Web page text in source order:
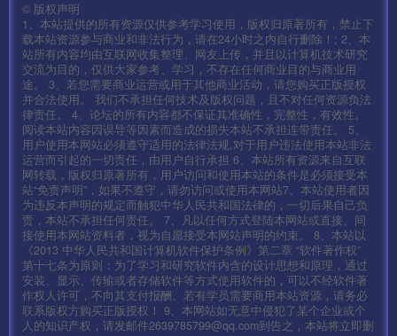
© 版权声明
1、本站提供的所有资源仅供参考学习使用，版权归原著所有，禁止下
载本站资源参与商业和非法行为，请在24小时之内自行删除！; 2、本
站所有内容均由互联网收集整理、网友上传，并且以计算机技术研究
交流为目的，仅供大家参考、学习，不存在任何商业目的与商业用
途。 3、若您需要商业运营或用于其他商业活动，请您购买正版授权
并合法使用。 我们不承担任何技术及版权问题，且不对任何资源负法
律责任。 4、论坛的所有内容都不保证其准确性，完整性，有效性。
阅读本站内容因误导等因素而造成的损失本站不承担连带责任。 5、
用户使用本网站必须遵守适用的法律法规,对于用户违法使用本站非法
运营而引起的一切责任，由用户自行承担 6、本站所有资源来自互联
网转载，版权归原著所有，用户访问和使用本站的条件是必须接受本
站“免责声明”，如果不遵守，请勿访问或使用本网站7、本站使用者因
为违反本声明的规定而触犯中华人民共和国法律的，一切后果自己负
责，本站不承担任何责任。 7、凡以任何方式登陆本网站或直接、间
接使用本网站资料者，视为自愿接受本网站声明的约束。 8、本站以
《2013 中华人民共和国计算机软件保护条例》第二章 “软件著作权”
第十七条为原则：为了学习和研究软件内含的设计思想和原理，通过
安装、显示、传输或者存储软件等方式使用软件的，可以不经软件著
作权人许可，不向其支付报酬。若有学员需要商用本站资源，请务必
联系版权方购买正版授权！ 9、本网站如无意中侵犯了某个企业或个
人的知识产权，请发邮件2639785799@qq.com到告之，本站将立即删